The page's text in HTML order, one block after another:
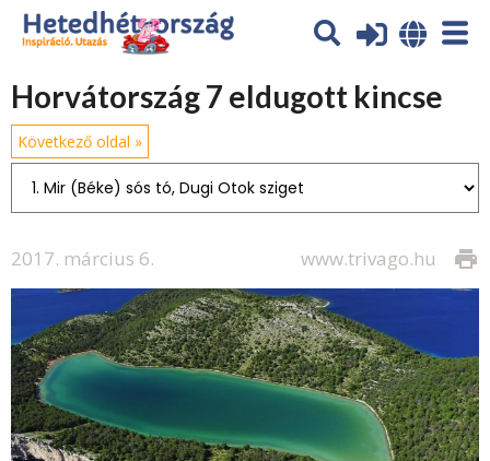
Horvátország 7 eldugott kincse
Következő oldal »
2017. március 6. print
www.trivago.hu